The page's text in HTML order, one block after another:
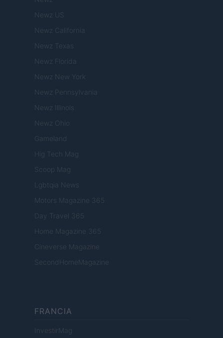
Newz US
Newz California
Newz Texas
Newz Florida
Newz New York
Newz Pennsylvania
Newz Illinois
Newz Ohio
Gameland
Hig Tech Mag
Scoop Mag
Lgbtqia News
Motors Magazine 365
Day Travel 365
Home Magazine 365
Cineverse Magazine
SecondHomeMagazine
FRANCIA
InvestirMag